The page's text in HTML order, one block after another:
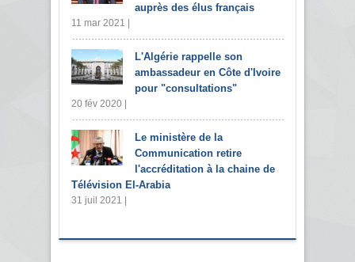
auprès des élus français
11 mar 2021 |
L'Algérie rappelle son
ambassadeur en Côte d'Ivoire
pour "consultations"
20 fév 2020 |
Le ministère de la
Communication retire
l'accréditation à la chaine de
Télévision El-Arabia
31 juil 2021 |